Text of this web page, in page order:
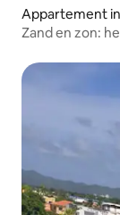
Appartement
Zand en zon: